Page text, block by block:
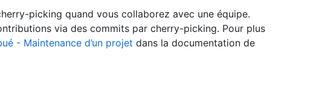
picking quand vous collaborez avec une équipe.
via des commits par cherry-picking. Pour plus
- Maintenance d’un projet dans la documentation de